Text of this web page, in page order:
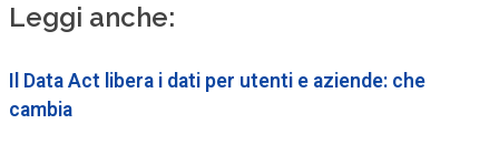
Leggi anche:
Il Data Act libera i dati per utenti e aziende: che
cambia